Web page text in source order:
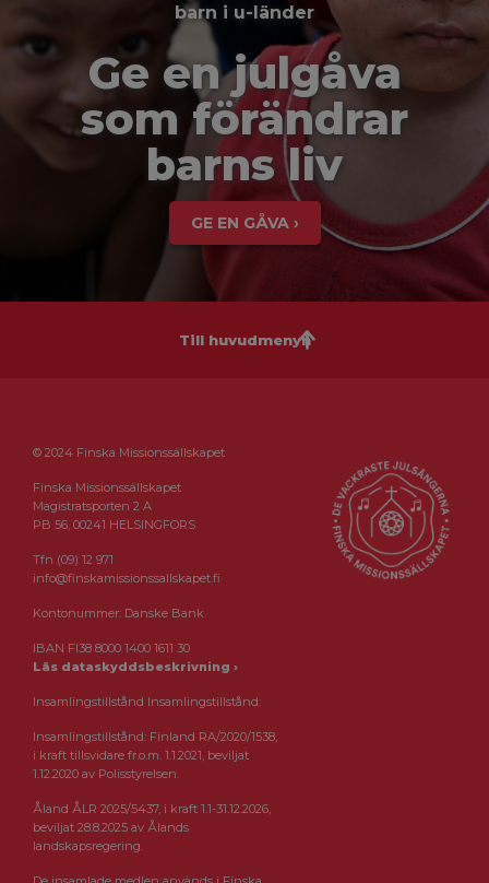
barn i u-länder
Ge en julgåva
som förändrar
barns liv
GE EN GÅVA ›
Till huvudmenyn
© 2024 Finska Missionssällskapet
Finska Missionssällskapet
Magistratsporten 2 A
PB 56, 00241 HELSINGFORS
Tfn (09) 12 971
info@finskamissionssallskapet.fi
Kontonummer: Danske Bank
IBAN FI38 8000 1400 1611 30
Läs dataskyddsbeskrivning ›
Insamlingstillstånd Insamlingstillstånd:
Insamlingstillstånd: Finland RA/2020/1538,
i kraft tillsvidare fr.o.m. 1.1.2021, beviljat
1.12.2020 av Polisstyrelsen.
Åland ÅLR 2025/5437, i kraft 1.1-31.12.2026,
beviljat 28.8.2025 av Ålands
landskapsregering.